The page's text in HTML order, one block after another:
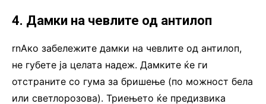
4. Дамки на чевлите од антилоп
rnАко забележите дамки на чевлите од антилоп,
не губете ја целата надеж. Дамките ќе ги
отстраните со гума за бришење (по можност бела
или светлорозова). Триењето ќе предизвика